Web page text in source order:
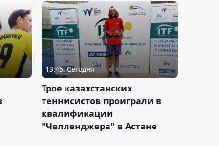
13:45, Сегодня
Трое казахстанских
теннисистов проиграли в
квалификации
"Челленджера" в Астане